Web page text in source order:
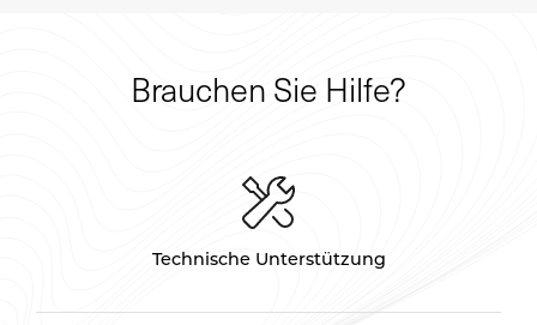
Brauchen Sie Hilfe?
Technische Unterstützung